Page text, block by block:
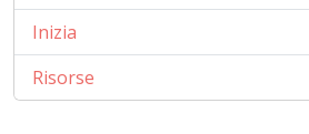
Inizia
Risorse